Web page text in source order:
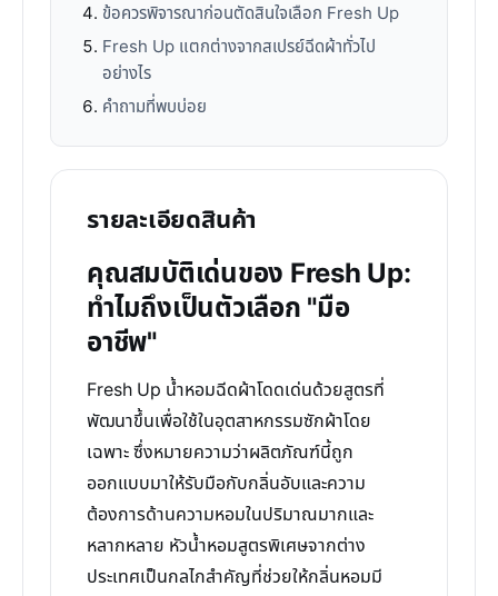
ข้อควรพิจารณาก่อนตัดสินใจเลือก Fresh Up
Fresh Up แตกต่างจากสเปรย์ฉีดผ้าทั่วไป
อย่างไร
คำถามที่พบบ่อย
รายละเอียดสินค้า
คุณสมบัติเด่นของ Fresh Up:
ทำไมถึงเป็นตัวเลือก "มือ
อาชีพ"
Fresh Up น้ำหอมฉีดผ้าโดดเด่นด้วยสูตรที่
พัฒนาขึ้นเพื่อใช้ในอุตสาหกรรมซักผ้าโดย
เฉพาะ ซึ่งหมายความว่าผลิตภัณฑ์นี้ถูก
ออกแบบมาให้รับมือกับกลิ่นอับและความ
ต้องการด้านความหอมในปริมาณมากและ
หลากหลาย หัวน้ำหอมสูตรพิเศษจากต่าง
ประเทศเป็นกลไกสำคัญที่ช่วยให้กลิ่นหอมมี